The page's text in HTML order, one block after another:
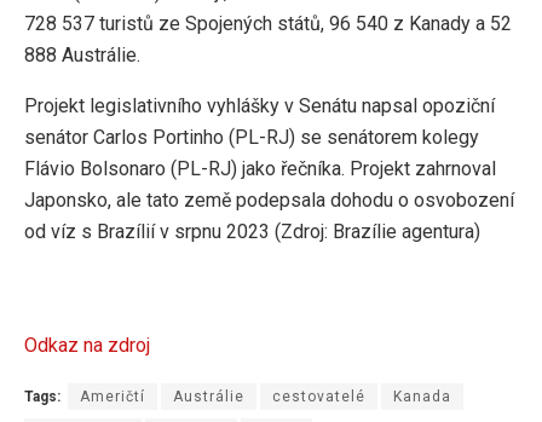
728 537 turistů ze Spojených států, 96 540 z Kanady a 52
888 Austrálie.
Projekt legislativního vyhlášky v Senátu napsal opoziční
senátor Carlos Portinho (PL-RJ) se senátorem kolegy
Flávio Bolsonaro (PL-RJ) jako řečníka. Projekt zahrnoval
Japonsko, ale tato země podepsala dohodu o osvobození
od víz s Brazílií v srpnu 2023 (Zdroj: Brazílie agentura)
Odkaz na zdroj
Tags: Američtí Austrálie cestovatelé Kanada